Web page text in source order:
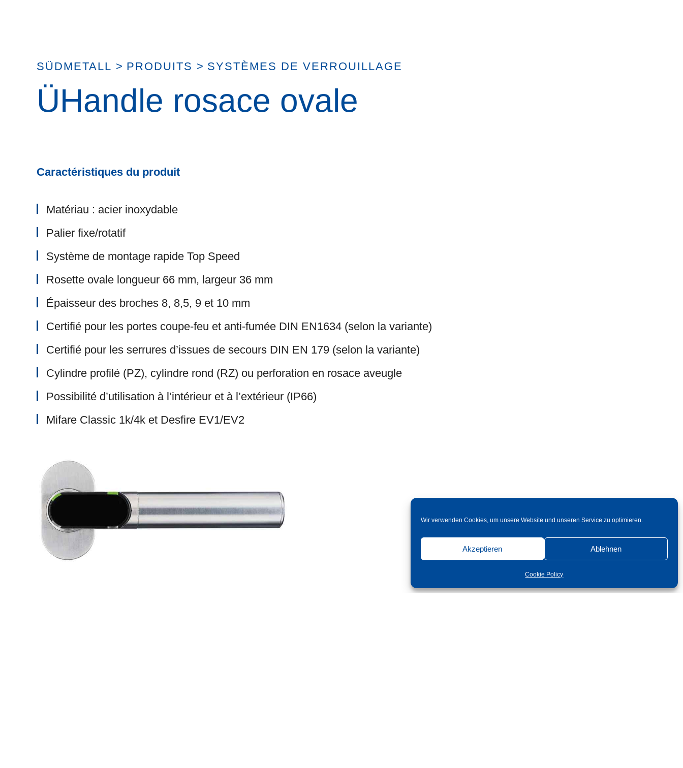
Wir verwenden Cookies, um unsere Website und unseren Service zu optimieren.
Akzeptieren Ablehnen
Cookie Policy
SÜDMETALL > PRODUITS > SYSTÈMES DE VERROUILLAGE
ÜHandle rosace ovale
Caractéristiques du produit
Matériau : acier inoxydable
Palier fixe/rotatif
Système de montage rapide Top Speed
Rosette ovale longueur 66 mm, largeur 36 mm
Épaisseur des broches 8, 8,5, 9 et 10 mm
Certifié pour les portes coupe-feu et anti-fumée DIN EN1634 (selon la variante)
Certifié pour les serrures d’issues de secours DIN EN 179 (selon la variante)
Cylindre profilé (PZ), cylindre rond (RZ) ou perforation en rosace aveugle
Possibilité d’utilisation à l’intérieur et à l’extérieur (IP66)
Mifare Classic 1k/4k et Desfire EV1/EV2